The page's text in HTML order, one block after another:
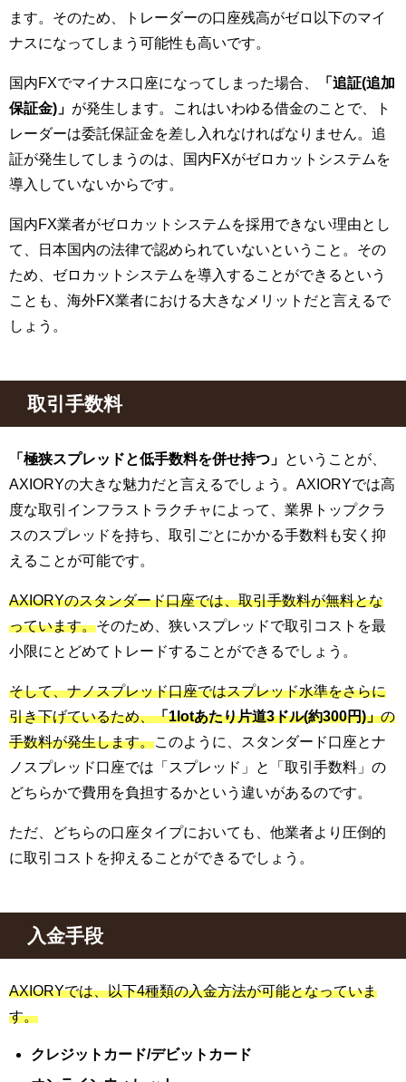
ます。そのため、トレーダーの口座残高がゼロ以下のマイ
ナスになってしまう可能性も高いです。
国内FXでマイナス口座になってしまった場合、
「追証(追加
保証金)」 が発生します。これはいわゆる借金のことで、ト
レーダーは委託保証金を差し入れなければなりません。追
証が発生してしまうのは、国内FXがゼロカットシステムを
導入していないからです。
国内FX業者がゼロカットシステムを採用できない理由とし
て、日本国内の法律で認められていないということ。その
ため、ゼロカットシステムを導入することができるという
ことも、海外FX業者における大きなメリットだと言えるで
しょう。
取引手数料
「極狭スプレッドと低手数料を併せ持つ」
ということが、
AXIORYの大きな魅力だと言えるでしょう。AXIORYでは高
度な取引インフラストラクチャによって、業界トップクラ
スのスプレッドを持ち、取引ごとにかかる手数料も安く抑
えることが可能です。
AXIORYのスタンダード口座では、取引手数料が無料とな
っています。そのため、狭いスプレッドで取引コストを最
小限にとどめてトレードすることができるでしょう。
そして、ナノスプレッド口座ではスプレッド水準をさらに
引き下げているため、「1lotあたり片道3ドル(約300円)」の
手数料が発生します。 このように、スタンダード口座とナ
ノスプレッド口座では「スプレッド」と「取引手数料」の
どちらかで費用を負担するかという違いがあるのです。
ただ、どちらの口座タイプにおいても、他業者より圧倒的
に取引コストを抑えることができるでしょう。
入金手段
AXIORYでは、以下4種類の入金方法が可能となっていま
す。
クレジットカード/デビットカード